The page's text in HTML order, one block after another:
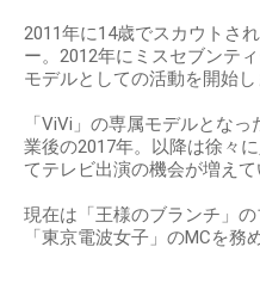
2011年に14歳でスカウトさ
ー。2012年にミスセブンテ
モデルとしての活動を開始し
「ViVi」の専属モデルとな
業後の2017年。以降は徐々
てテレビ出演の機会が増えて
現在は「王様のブランチ」
「東京電波女子」のMCを務